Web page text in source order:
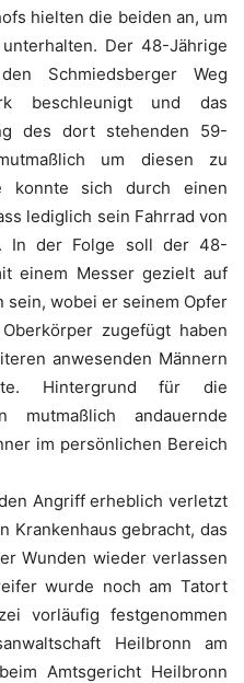
hielten die beiden an, um
Der 48-Jährige
Schmiedsberger Weg
beschleunigt und das
des dort stehenden 59-
um diesen zu
konnte sich durch einen
lediglich sein Fahrrad von
In der Folge soll der 48-
einem Messer gezielt auf
wobei er seinem Opfer
zugefügt haben
anwesenden Männern
Hintergrund für die
mutmaßlich andauernde
im persönlichen Bereich
Angriff erheblich verletzt
Krankenhaus gebracht, das
Wunden wieder verlassen
wurde noch am Tatort
vorläufig festgenommen
Heilbronn am
Amtsgericht Heilbronn